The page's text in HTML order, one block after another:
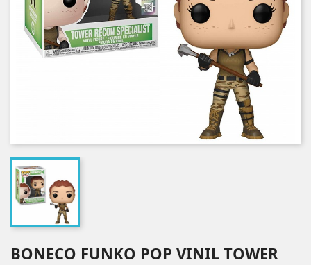
BONECO FUNKO POP VINIL TOWER